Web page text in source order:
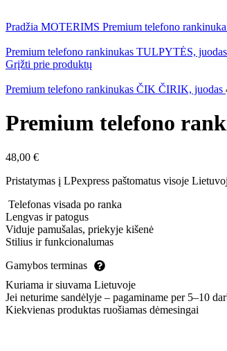
Pradžia MOTERIMS Premium telefono
Premium telefono rankinukas TULPYTĖS, juodas
Grįžti prie produktų
Premium telefono rankinukas ČIK ČIRIK, juodas
Premium telefono
48,00 €
Pristatymas į LPexpress paštomatus visoje
Telefonas visada po ranka
Lengvas ir patogus
Viduje pamušalas, priekyje kišenė
Stilius ir funkcionalumas
Gamybos terminas
Kuriama ir siuvama Lietuvoje
Jei neturime sandėlyje – pagaminame per 5–10
Kiekvienas produktas ruošiamas dėmesingai